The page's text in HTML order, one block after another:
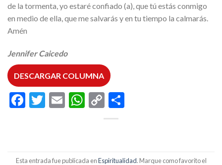
de la tormenta, yo estaré confiado (a), que tú estás conmigo
en medio de ella, que me salvarás y en tu tiempo la calmarás.
Amén
Jennifer Caicedo
DESCARGAR COLUMNA
Facebook
Twitter
EmailWhatsApp
Copy
Link
Esta entrada fue publicada enEspiritualidad. Marque como favorito el